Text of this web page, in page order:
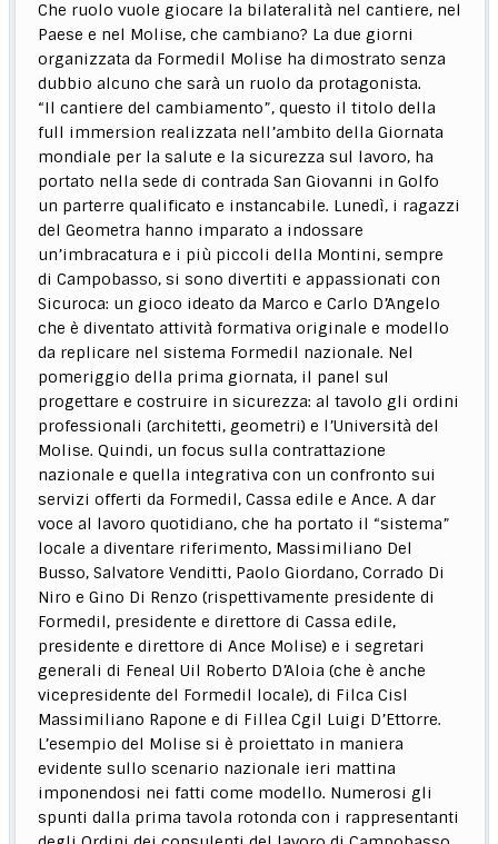
Che ruolo vuole giocare la bilateralità nel cantiere, nel
Paese e nel Molise, che cambiano? La due giorni
organizzata da Formedil Molise ha dimostrato senza
dubbio alcuno che sarà un ruolo da protagonista.
“Il cantiere del cambiamento”, questo il titolo della
full immersion realizzata nell’ambito della Giornata
mondiale per la salute e la sicurezza sul lavoro, ha
portato nella sede di contrada San Giovanni in Golfo
un parterre qualificato e instancabile. Lunedì, i ragazzi
del Geometra hanno imparato a indossare
un’imbracatura e i più piccoli della Montini, sempre
di Campobasso, si sono divertiti e appassionati con
Sicuroca: un gioco ideato da Marco e Carlo D’Angelo
che è diventato attività formativa originale e modello
da replicare nel sistema Formedil nazionale. Nel
pomeriggio della prima giornata, il panel sul
progettare e costruire in sicurezza: al tavolo gli ordini
professionali (architetti, geometri) e l’Università del
Molise. Quindi, un focus sulla contrattazione
nazionale e quella integrativa con un confronto sui
servizi offerti da Formedil, Cassa edile e Ance. A dar
voce al lavoro quotidiano, che ha portato il “sistema”
locale a diventare riferimento, Massimiliano Del
Busso, Salvatore Venditti, Paolo Giordano, Corrado Di
Niro e Gino Di Renzo (rispettivamente presidente di
Formedil, presidente e direttore di Cassa edile,
presidente e direttore di Ance Molise) e i segretari
generali di Feneal Uil Roberto D’Aloia (che è anche
vicepresidente del Formedil locale), di Filca Cisl
Massimiliano Rapone e di Fillea Cgil Luigi D’Ettorre.
L’esempio del Molise si è proiettato in maniera
evidente sullo scenario nazionale ieri mattina
imponendosi nei fatti come modello. Numerosi gli
spunti dalla prima tavola rotonda con i rappresentanti